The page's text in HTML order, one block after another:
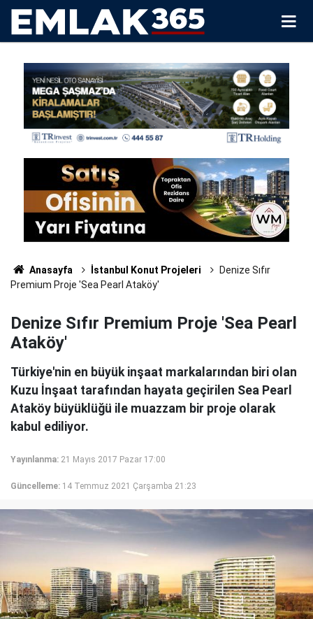
Anasayfa İstanbul Konut Projeleri
Denize Sıfır
Premium Proje 'Sea Pearl Ataköy'
Denize Sıfır Premium Proje 'Sea Pearl
Ataköy'
Türkiye'nin en büyük inşaat markalarından biri olan
Kuzu İnşaat tarafından hayata geçirilen Sea Pearl
Ataköy büyüklüğü ile muazzam bir proje olarak
kabul ediliyor.
Yayınlanma: 21 Mayıs 2017 Pazar 17:00
Güncelleme: 14 Temmuz 2021 Çarşamba 21:23